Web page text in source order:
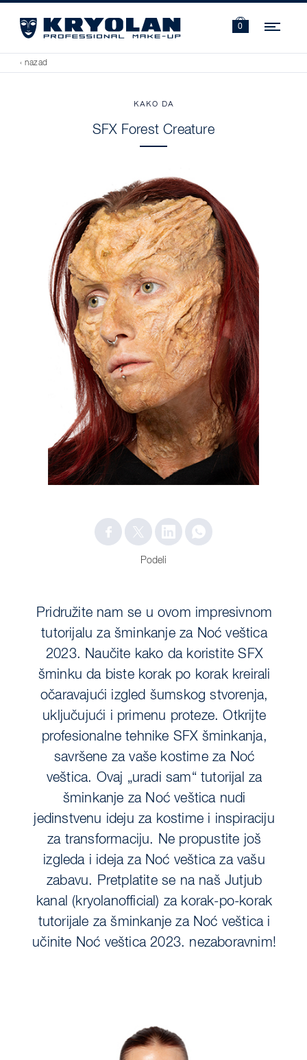
0
‹ nazad
KAKO DA
SFX Forest Creature
Podeli
Pridružite nam se u ovom impresivnom
tutorijalu za šminkanje za Noć veštica
2023. Naučite kako da koristite SFX
šminku da biste korak po korak kreirali
očaravajući izgled šumskog stvorenja,
uključujući i primenu proteze. Otkrijte
profesionalne tehnike SFX šminkanja,
savršene za vaše kostime za Noć
veštica. Ovaj „uradi sam“ tutorijal za
šminkanje za Noć veštica nudi
jedinstvenu ideju za kostime i inspiraciju
za transformaciju. Ne propustite još
izgleda i ideja za Noć veštica za vašu
zabavu. Pretplatite se na naš Jutjub
kanal (kryolanofficial) za korak-po-korak
tutorijale za šminkanje za Noć veštica i
učinite Noć veštica 2023. nezaboravnim!